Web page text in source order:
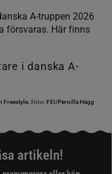
A-truppen 2026
försvaras. Här finns
Freestyle. Foto: FEI/Pernilla Hägg
artikeln!